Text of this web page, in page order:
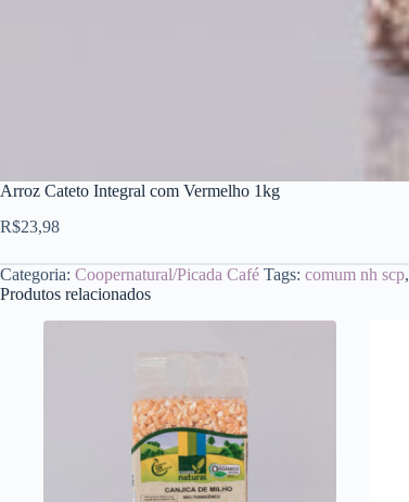
Arroz Cateto Integral com Vermelho 1kg
R$23,98
Categoria: Coopernatural/Picada Café Tags: comum nh scp,
Produtos relacionados